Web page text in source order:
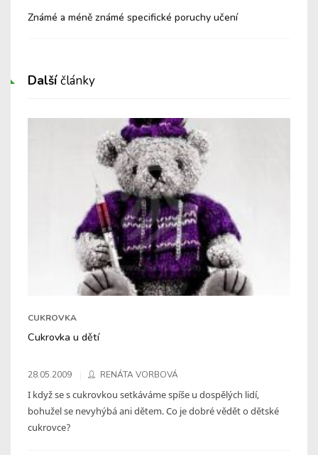
Známé a méně známé specifické poruchy učení
Dalšíčlánky
CUKROVKA
Cukrovka u dětí
28.05.2009 RENÁTA VORBOVÁ
I když se s cukrovkou setkáváme spíše u dospělých lidí,
bohužel se nevyhýbá ani dětem. Co je dobré vědět o dětské
cukrovce?